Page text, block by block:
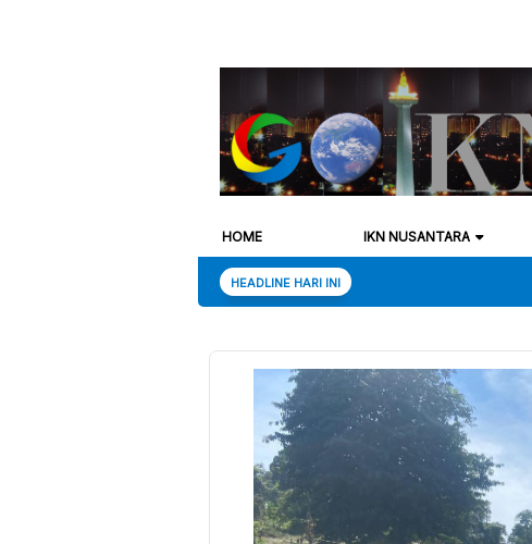
HOME IKN NUSANTARA
HEADLINE HARI INI